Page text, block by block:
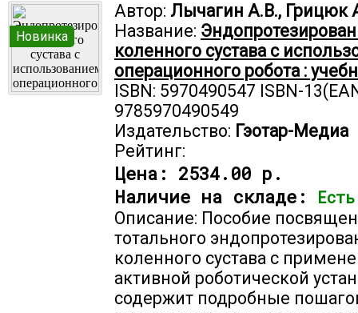
Новинка
Автор: Лычагин А.В., Грицюк
Название:
коленного сустава с
операционного робота :
ISBN: 5970490547 ISBN-
9785970490549
Издательство: Гэотар-Медиа
Рейтинг:
Цена: 2534.00 р.
Наличие на складе:
Описание: Пособие
тотального
коленного сустава с
активной роботической
содержит подробные